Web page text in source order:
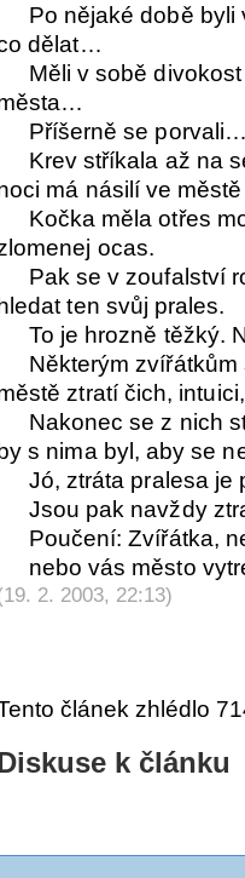
Po nějaké době
dělat…
Měli v sobě
Příšerně se
Krev stříkala až na
má násilí ve
Kočka měla otřes
ocas.
Pak se v zoufalství
ten svůj prales.
To je hrozně těžký.
Některým
ztratí čich,
Nakonec se z nich
s nima byl, aby se
Jó, ztráta pralesa je
Jsou pak navždy
Poučení: Zvířátka,
nebo vás město
2. 2003, 22:13)
článek zhlédlo
k článku